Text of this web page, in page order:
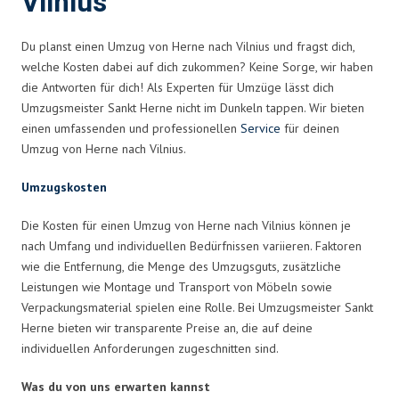
Du planst einen Umzug von Herne nach Vilnius und fragst dich,
welche Kosten dabei auf dich zukommen? Keine Sorge, wir haben
die Antworten für dich! Als Experten für Umzüge lässt dich
Umzugsmeister Sankt Herne nicht im Dunkeln tappen. Wir bieten
einen umfassenden und professionellen Service für deinen
Umzug von Herne nach Vilnius.
Umzugskosten
Die Kosten für einen Umzug von Herne nach Vilnius können je
nach Umfang und individuellen Bedürfnissen variieren. Faktoren
wie die Entfernung, die Menge des Umzugsguts, zusätzliche
Leistungen wie Montage und Transport von Möbeln sowie
Verpackungsmaterial spielen eine Rolle. Bei Umzugsmeister Sankt
Herne bieten wir transparente Preise an, die auf deine
individuellen Anforderungen zugeschnitten sind.
Was du von uns erwarten kannst